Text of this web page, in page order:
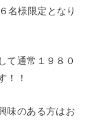
名様限定となり
て通常１９８０
！！
味のある方はお